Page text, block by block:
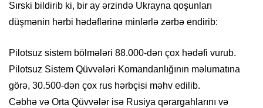
Sırski bildirib ki, bir ay ərzində Ukrayna qoşunları
düşmənin hərbi hədəflərinə minlərlə zərbə endirib:
Pilotsuz sistem bölmələri 88.000-dən çox hədəfi vurub.
Pilotsuz Sistem Qüvvələri Komandanlığının məlumatına
görə, 30.500-dən çox rus hərbçisi məhv edilib.
Cəbhə və Orta Qüvvələr isə Rusiya qərargahlarını və